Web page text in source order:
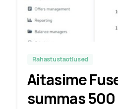
Rahastustaotlused
Aitasime
summas